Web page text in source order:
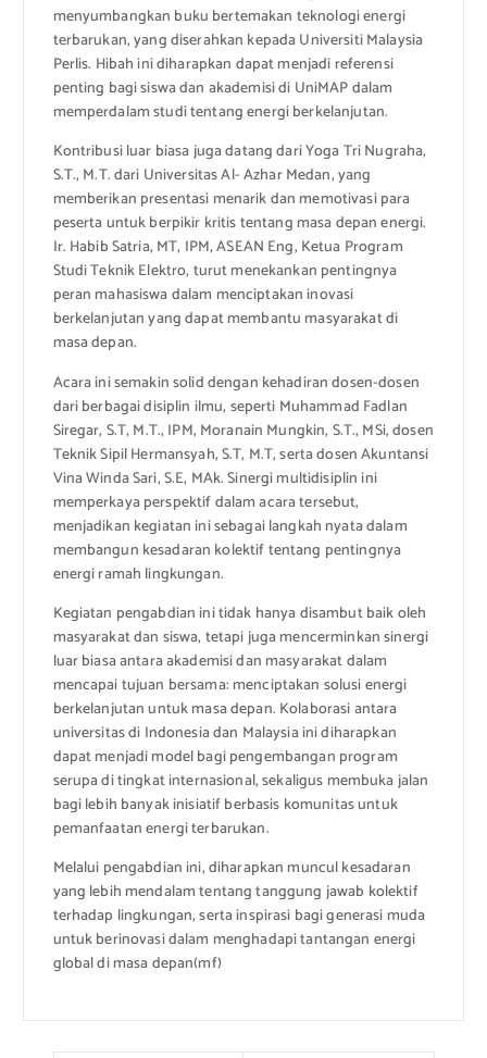
menyumbangkan buku bertemakan teknologi energi
terbarukan, yang diserahkan kepada Universiti Malaysia
Perlis. Hibah ini diharapkan dapat menjadi referensi
penting bagi siswa dan akademisi di UniMAP dalam
memperdalam studi tentang energi berkelanjutan.
Kontribusi luar biasa juga datang dari Yoga Tri Nugraha,
S.T., M.T. dari Universitas Al- Azhar Medan, yang
memberikan presentasi menarik dan memotivasi para
peserta untuk berpikir kritis tentang masa depan energi.
Ir. Habib Satria, MT, IPM, ASEAN Eng, Ketua Program
Studi Teknik Elektro, turut menekankan pentingnya
peran mahasiswa dalam menciptakan inovasi
berkelanjutan yang dapat membantu masyarakat di
masa depan.
Acara ini semakin solid dengan kehadiran dosen-dosen
dari berbagai disiplin ilmu, seperti Muhammad Fadlan
Siregar, S.T, M.T., IPM, Moranain Mungkin, S.T., MSi, dosen
Teknik Sipil Hermansyah, S.T, M.T, serta dosen Akuntansi
Vina Winda Sari, S.E, MAk. Sinergi multidisiplin ini
memperkaya perspektif dalam acara tersebut,
menjadikan kegiatan ini sebagai langkah nyata dalam
membangun kesadaran kolektif tentang pentingnya
energi ramah lingkungan.
Kegiatan pengabdian ini tidak hanya disambut baik oleh
masyarakat dan siswa, tetapi juga mencerminkan sinergi
luar biasa antara akademisi dan masyarakat dalam
mencapai tujuan bersama: menciptakan solusi energi
berkelanjutan untuk masa depan. Kolaborasi antara
universitas di Indonesia dan Malaysia ini diharapkan
dapat menjadi model bagi pengembangan program
serupa di tingkat internasional, sekaligus membuka jalan
bagi lebih banyak inisiatif berbasis komunitas untuk
pemanfaatan energi terbarukan.
Melalui pengabdian ini, diharapkan muncul kesadaran
yang lebih mendalam tentang tanggung jawab kolektif
terhadap lingkungan, serta inspirasi bagi generasi muda
untuk berinovasi dalam menghadapi tantangan energi
global di masa depan(mf)